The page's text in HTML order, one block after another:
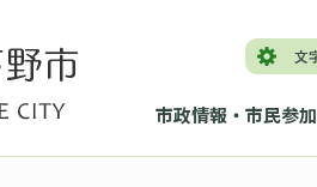
市政情報・市民参加